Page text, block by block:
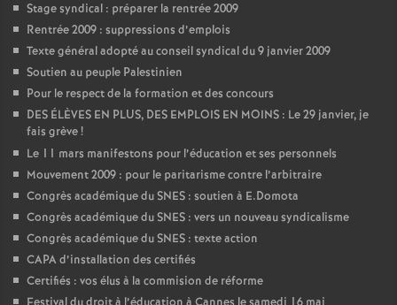
Stage syndical : préparer la rentrée 2009
Rentrée 2009 : suppressions d’emplois
Texte général adopté au conseil syndical du 9 janvier 2009
Soutien au peuple Palestinien
Pour le respect de la formation et des concours
DES ÉLÈVES EN PLUS, DES EMPLOIS EN MOINS : Le 29 janvier, je
fais grève!
Le 11 mars manifestons pour l’éducation et ses personnels
Mouvement 2009 : pour le paritarisme contre l’arbitraire
Congrès académique du SNES : soutien à E.Domota
Congrès académique du SNES : vers un nouveau syndicalisme
Congrès académique du SNES : texte action
CAPA d’installation des certifiés
Certifiés : vos élus à la commision de réforme